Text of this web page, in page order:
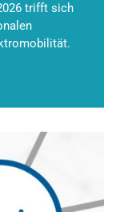
trifft sich